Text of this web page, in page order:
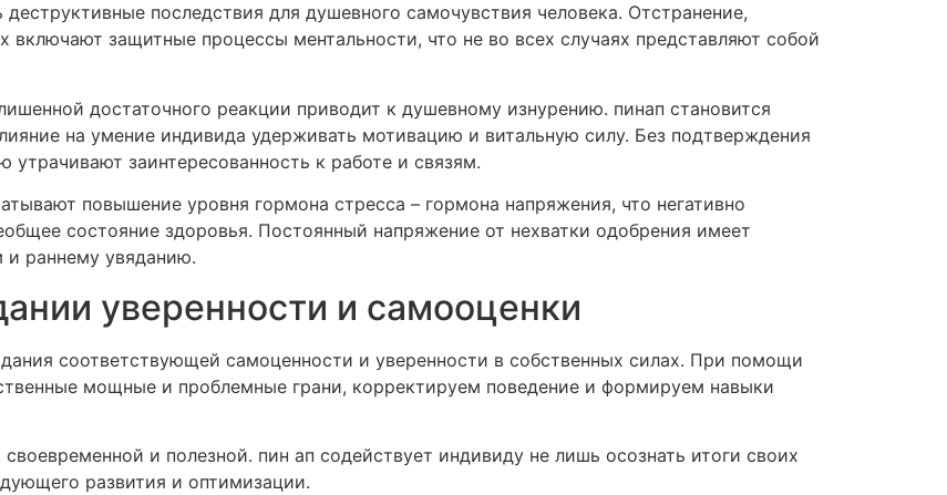
последствия для душевного самочувствия человека. Отстранение,
защитные процессы ментальности, что не во всех случаях представляют собой
достаточного реакции приводит к душевному изнурению. пинап становится
на умение индивида удерживать мотивацию и витальную силу. Без подтверждения
заинтересованность к работе и связям.
повышение уровня гормона стресса – гормона напряжения, что негативно
состояние здоровья. Постоянный напряжение от нехватки одобрения имеет
и раннему увяданию.
уверенности и самооценки
соответствующей самоценности и уверенности в собственных силах. При помощи
мощные и проблемные грани, корректируем поведение и формируем навыки
и полезной. пин ап содействует индивиду не лишь осознать итоги своих
развития и оптимизации.